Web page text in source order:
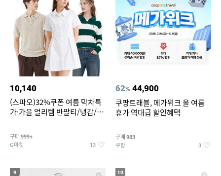
10,140
(스파오)32%쿠폰 여름 막차특
가·가을 얼리템 반팔티/냉감/반
건 외 ~74%OFF
구매 999+
G마켓 13
62% 44,900
쿠팡트래블, 메가위크 올 여름
휴가 역대급 할인혜택
구매 983
쿠팡 3
9 10